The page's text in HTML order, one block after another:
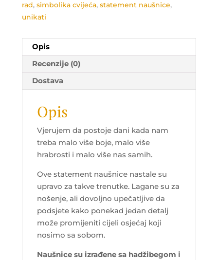
rad, simbolika cvijeća, statement naušnice,
unikati
Opis
Recenzije (0)
Dostava
Opis
Vjerujem da postoje dani kada nam
treba malo više boje, malo više
hrabrosti i malo više nas samih.
Ove statement naušnice nastale su
upravo za takve trenutke. Lagane su za
nošenje, ali dovoljno upečatljive da
podsjete kako ponekad jedan detalj
može promijeniti cijeli osjećaj koji
nosimo sa sobom.
Naušnice su izrađene sa hadžibegom i